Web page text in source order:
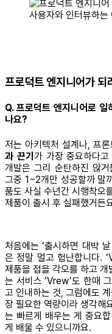
사용자와 인터뷰하
프로덕트 엔지니어가 되
Q. 프로덕트 엔지니어로
나요?
저는 아키텍처 설계나, 프
과 끈기 가 가장 중요하다
개발은 그리 순탄하진 않
그중 1~2개만 성공할까 말
품도 사실 수년간 시행착오
제품이 출시 후 실패했거든
처음에는 ‘출시하면 대박
은 정말 멀고 험난합니다.
제품을 접을 각오를 하고
는 서비스 ‘Vrew’도 한때
고 인내하는 것, 그럼에도
장 필요한 역량이라 생각해
는 빠르게 배우는 게 중요
게 배울 수 있으니까요.